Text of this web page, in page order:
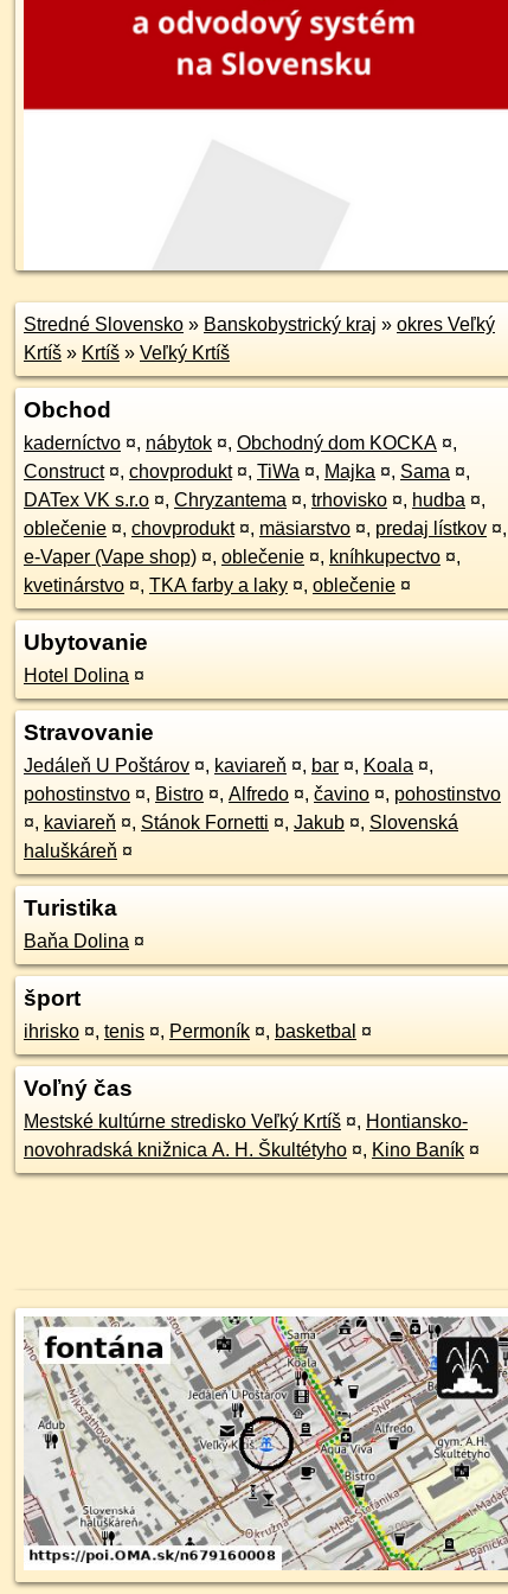
Stredné Slovensko » Banskobystrický kraj » okres Veľký
Krtíš » Krtíš » Veľký Krtíš
Obchod
kaderníctvo ¤, nábytok ¤, Obchodný dom KOCKA ¤,
Construct ¤, chovprodukt ¤, TiWa ¤, Majka ¤, Sama ¤,
DATex VK s.r.o ¤, Chryzantema ¤, trhovisko ¤, hudba ¤,
oblečenie ¤, chovprodukt ¤, mäsiarstvo ¤, predaj lístkov ¤,
e-Vaper (Vape shop) ¤, oblečenie ¤, kníhkupectvo ¤,
kvetinárstvo ¤, TKA farby a laky ¤, oblečenie ¤
Ubytovanie
Hotel Dolina ¤
Stravovanie
Jedáleň U Poštárov ¤, kaviareň ¤, bar ¤, Koala ¤,
pohostinstvo ¤, Bistro ¤, Alfredo ¤, čavino ¤, pohostinstvo
¤, kaviareň ¤, Stánok Fornetti ¤, Jakub ¤, Slovenská
haluškáreň ¤
Turistika
Baňa Dolina ¤
šport
ihrisko ¤, tenis ¤, Permoník ¤, basketbal ¤
Voľný čas
Mestské kultúrne stredisko Veľký Krtíš ¤, Hontiansko-
novohradská knižnica A. H. Škultétyho ¤, Kino Baník ¤